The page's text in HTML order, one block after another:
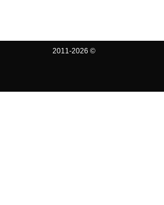
2011-2026 ©